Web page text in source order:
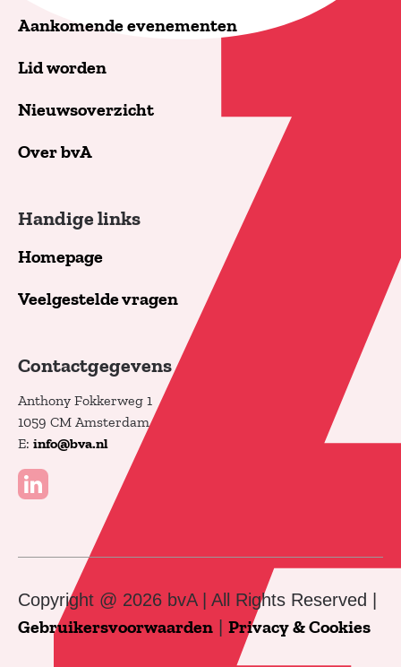
Aankomende evenementen
Lid worden
Nieuwsoverzicht
Over bvA
Handige links
Homepage
Veelgestelde vragen
Contactgegevens
Anthony Fokkerweg 1
1059 CM Amsterdam
E: info@bva.nl
Copyright @ 2026 bvA | All Rights Reserved |
Gebruikersvoorwaarden | Privacy & Cookies